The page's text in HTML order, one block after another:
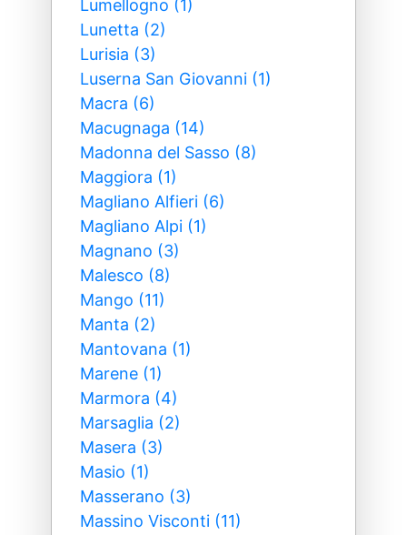
Lumellogno (1)
Lunetta (2)
Lurisia (3)
Luserna San Giovanni (1)
Macra (6)
Macugnaga (14)
Madonna del Sasso (8)
Maggiora (1)
Magliano Alfieri (6)
Magliano Alpi (1)
Magnano (3)
Malesco (8)
Mango (11)
Manta (2)
Mantovana (1)
Marene (1)
Marmora (4)
Marsaglia (2)
Masera (3)
Masio (1)
Masserano (3)
Massino Visconti (11)